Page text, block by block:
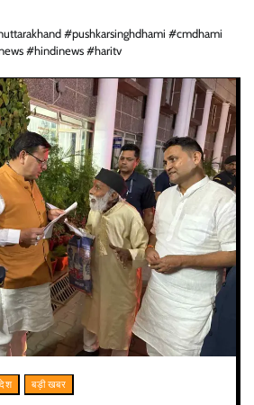
#pushkarsinghdhami #cmdhami
#hindinews #haritv
बड़ी खबर